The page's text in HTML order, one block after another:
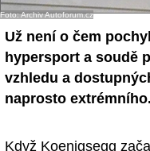
Diskuzní fórum
Sledujte nás!
Foto: Archiv Autoforum.cz
Už není o čem
hypersport a soudě
vzhledu a
naprosto extrémního.
Když Koenigsegg